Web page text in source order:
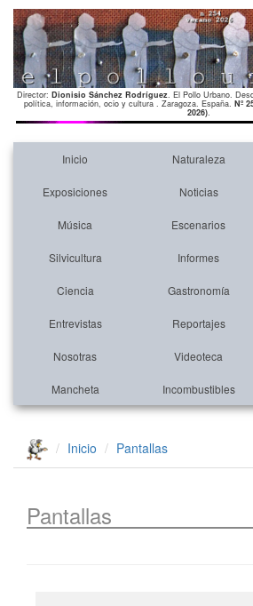
Director: Dionisio Sánchez Rodríguez. El Pollo Urbano.
política, información, ocio y cultura . Zaragoza. España. Nº
2026).
Inicio Naturaleza
Exposiciones Noticias
Música Escenarios
Silvicultura Informes
Ciencia Gastronomía
Entrevistas Reportajes
Nosotras Videoteca
Mancheta Incombustibles
Inicio Pantallas
Pantallas